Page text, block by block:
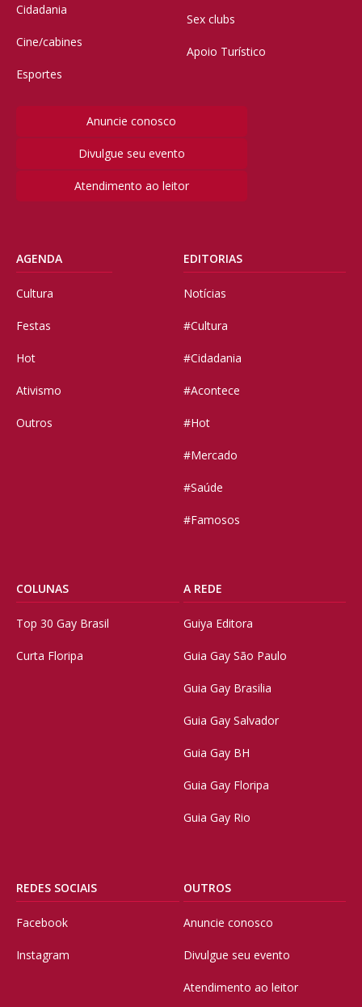
Cidadania
Cine/cabines
Esportes
Sex clubs
Apoio Turístico
Anuncie conosco
Divulgue seu evento
Atendimento ao leitor
AGENDA
Cultura
Festas
Hot
Ativismo
Outros
EDITORIAS
Notícias
#Cultura
#Cidadania
#Acontece
#Hot
#Mercado
#Saúde
#Famosos
COLUNAS
Top 30 Gay Brasil
Curta Floripa
A REDE
Guiya Editora
Guia Gay São Paulo
Guia Gay Brasilia
Guia Gay Salvador
Guia Gay BH
Guia Gay Floripa
Guia Gay Rio
REDES SOCIAIS
Facebook
Instagram
OUTROS
Anuncie conosco
Divulgue seu evento
Atendimento ao leitor